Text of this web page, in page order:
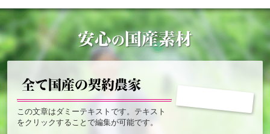
安心の国産素材
全て国産の契約農家
この文章はダミーテキストです。テキスト
をクリックすることで編集が可能です。